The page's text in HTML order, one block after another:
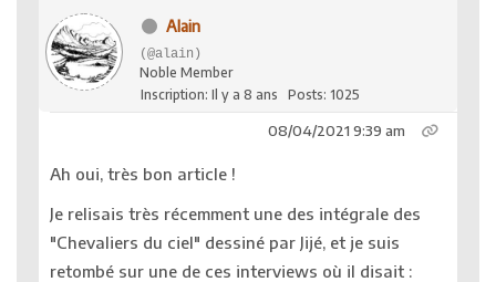
Alain
(@alain)
Noble Member
Inscription: Il y a 8 ans
Posts: 1025
08/04/2021 9:39 am
Ah oui, très bon article !
Je relisais très récemment une des intégrale des
"Chevaliers du ciel" dessiné par Jijé, et je suis
retombé sur une de ces interviews où il disait :